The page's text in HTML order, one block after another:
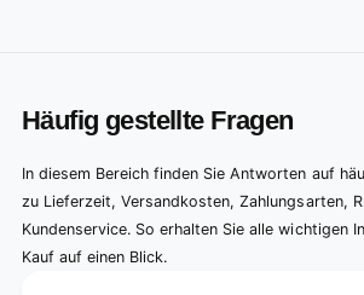
Häufig gestellte Fragen
In diesem Bereich finden Sie Antworten auf
zu Lieferzeit, Versandkosten, Zahlungsarten,
Kundenservice. So erhalten Sie alle wichtigen
Kauf auf einen Blick.